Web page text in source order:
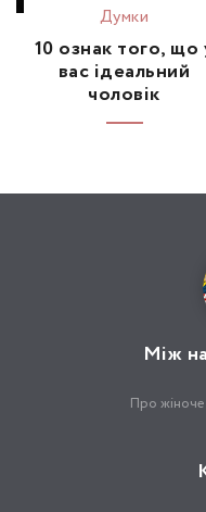
Думки
10 ознак того, що
вас ідеальний
чоловік
Між
Про